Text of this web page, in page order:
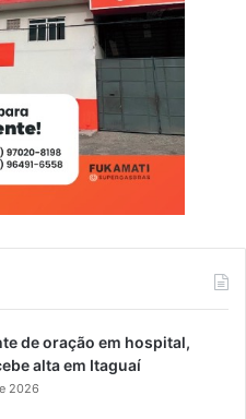
de oração em hospital,
alta em Itaguaí
2026